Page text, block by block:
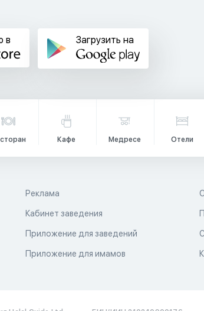
в Загрузить на
Кафе Медресе Отели
Реклама
Кабинет заведения
Приложение для заведений
Приложение для имамов